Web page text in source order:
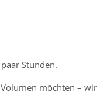
Stunden.
möchten – wir